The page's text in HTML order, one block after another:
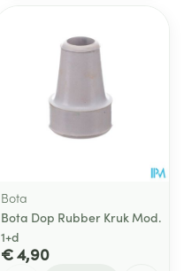
Bota
Bota Dop Rubber Kruk Mod.
1+d
€ 4,90